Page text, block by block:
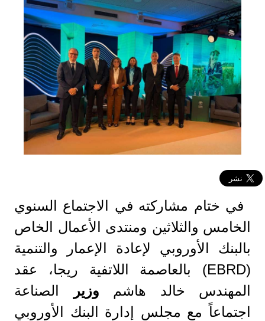
في ختام مشاركته في الاجتماع السنوي
الخامس والثلاثين ومنتدى الأعمال الخاص
بالبنك الأوروبي لإعادة الإعمار والتنمية
(EBRD) بالعاصمة اللاتفية ريجا، عقد
المهندس خالد هاشم وزير
الصناعة
اجتماعاً مع مجلس إدارة البنك الأوروبي